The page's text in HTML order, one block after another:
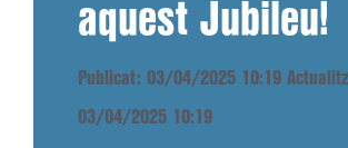
aquest Jubileu!
Publicat: 03/04/2025 10:19
03/04/2025 10:19